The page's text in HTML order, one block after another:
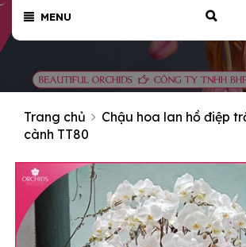
MENU
Trang chủ
Chậu hoa lan hồ điệp
cành TT80